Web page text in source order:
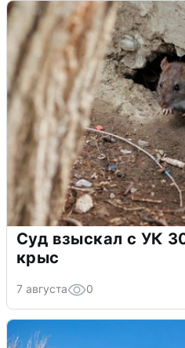
Суд взыскал с УК
крыс
7 августа 0